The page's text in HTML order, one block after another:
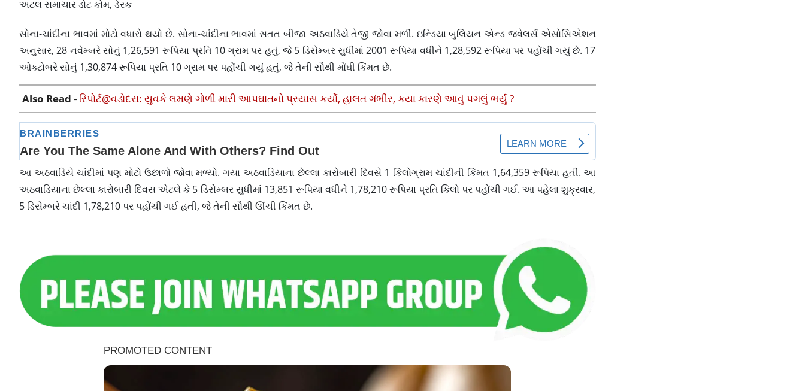
અટલ સમાચાર ડોટ કોમ, ડેસ્ક
સોના-ચાંદીના ભાવમાં મોટો વધારો થયો છે. સોના-ચાંદીના ભાવમાં સતત બીજા અઠવાડિયે તેજી જોવા મળી. ઇન્ડિયા બુલિયન એન્ડ જ્વેલર્સ એસોસિએશન
અનુસાર, 28 નવેમ્બરે સોનું 1,26,591 રૂપિયા પ્રતિ 10 ગ્રામ પર હતું, જે 5 ડિસેમ્બર સુધીમાં 2001 રૂપિયા વધીને 1,28,592 રૂપિયા પર પહોંચી ગયું છે. 17
ઓક્ટોબરે સોનું 1,30,874 રૂપિયા પ્રતિ 10 ગ્રામ પર પહોંચી ગયું હતું, જે તેની સૌથી મોંઘી કિંમત છે.
Also Read - રિપોર્ટ@વડોદરા: યુવકે લમણે ગોળી મારી આપઘાતનો પ્રયાસ કર્યો, હાલત ગંભીર, કયા કારણે આવું પગલું ભર્યું ?
આ અઠવાડિયે ચાંદીમાં પણ મોટો ઉછાળો જોવા મળ્યો. ગયા અઠવાડિયાના છેલ્લા કારોબારી દિવસે 1 કિલોગ્રામ ચાંદીની કિંમત 1,64,359 રૂપિયા હતી. આ
અઠવાડિયાના છેલ્લા કારોબારી દિવસ એટલે કે 5 ડિસેમ્બર સુધીમાં 13,851 રૂપિયા વધીને 1,78,210 રૂપિયા પ્રતિ કિલો પર પહોંચી ગઈ. આ પહેલા શુક્રવાર,
5 ડિસેમ્બરે ચાંદી 1,78,210 પર પહોંચી ગઈ હતી, જે તેની સૌથી ઊંચી કિંમત છે.